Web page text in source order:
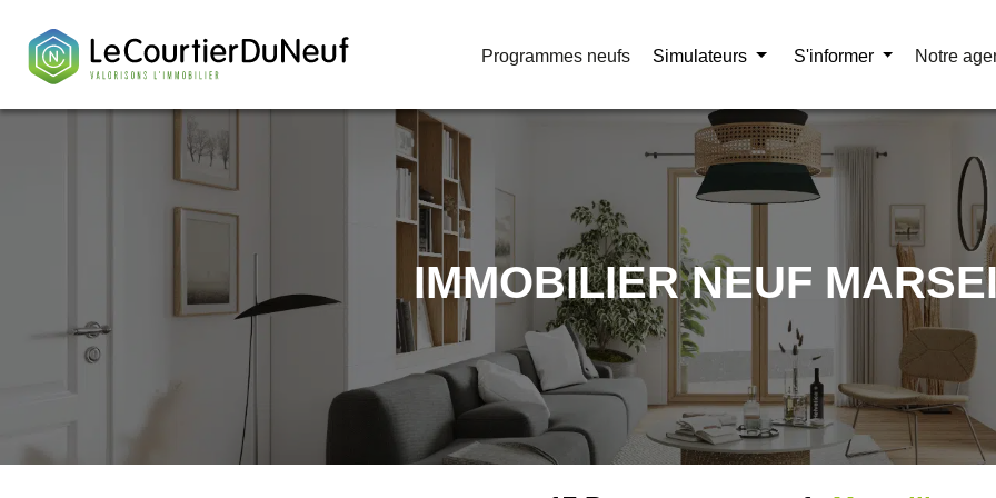
Programmes neufs Simulateurs S'informer Notre
Programmes neufs Simulateurs S'informer Notre
IMMOBILIER NEUF